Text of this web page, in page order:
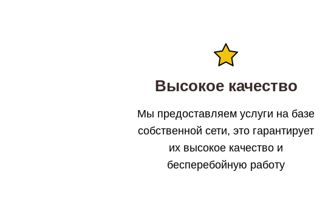
Высокое качество
Мы предоставляем услуги на базе
собственной сети, это гарантирует
их высокое качество и
бесперебойную работу